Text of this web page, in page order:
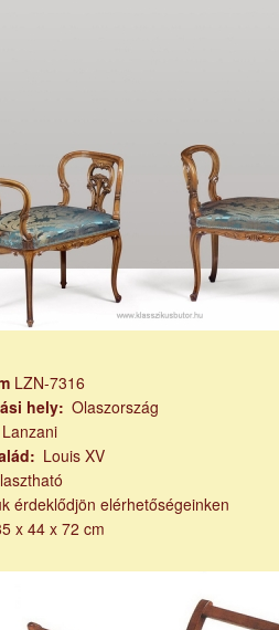
LZN-7316
hely Olaszország
Lanzani
Louis XV
érdeklődjön elérhetőségeinken
x 44 x 72 cm